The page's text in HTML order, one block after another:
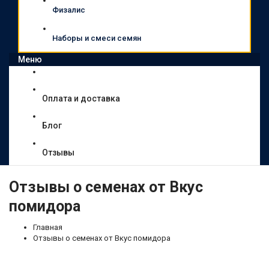
Физалис
Наборы и смеси семян
Меню
Оплата и доставка
Блог
Отзывы
Отзывы о семенах от Вкус
помидора
Главная
Отзывы о семенах от Вкус помидора